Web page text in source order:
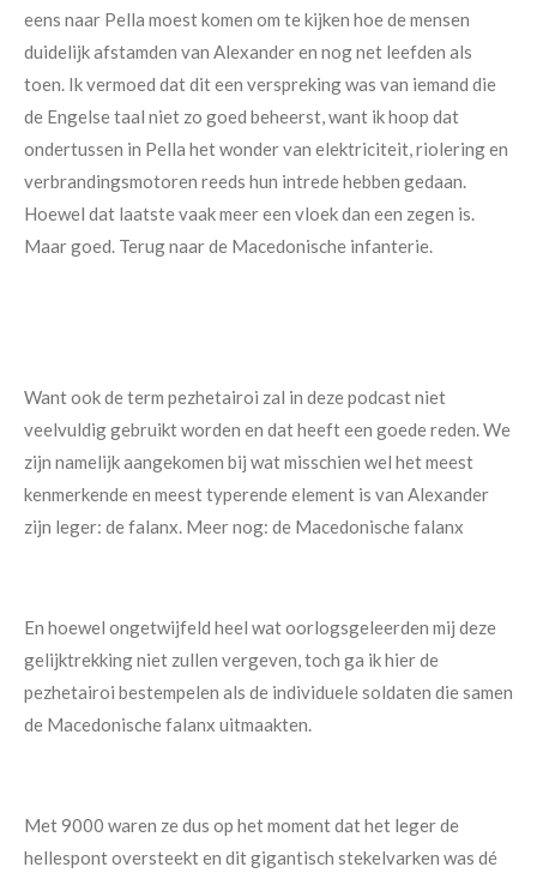
eens naar Pella moest komen om te kijken hoe de mensen
duidelijk afstamden van Alexander en nog net leefden als
toen. Ik vermoed dat dit een verspreking was van iemand die
de Engelse taal niet zo goed beheerst, want ik hoop dat
ondertussen in Pella het wonder van elektriciteit, riolering en
verbrandingsmotoren reeds hun intrede hebben gedaan.
Hoewel dat laatste vaak meer een vloek dan een zegen is.
Maar goed. Terug naar de Macedonische infanterie.
Want ook de term pezhetairoi zal in deze podcast niet
veelvuldig gebruikt worden en dat heeft een goede reden. We
zijn namelijk aangekomen bij wat misschien wel het meest
kenmerkende en meest typerende element is van Alexander
zijn leger: de falanx. Meer nog: de Macedonische falanx
En hoewel ongetwijfeld heel wat oorlogsgeleerden mij deze
gelijktrekking niet zullen vergeven, toch ga ik hier de
pezhetairoi bestempelen als de individuele soldaten die samen
de Macedonische falanx uitmaakten.
Met 9000 waren ze dus op het moment dat het leger de
hellespont oversteekt en dit gigantisch stekelvarken was dé